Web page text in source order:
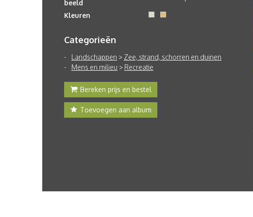
beeld
Kleuren
Categorieën
Landschappen > Zee, strand, schorren en duinen
Mens en milieu > Recreatie
Bereken prijs en bestel
Toevoegen aan album